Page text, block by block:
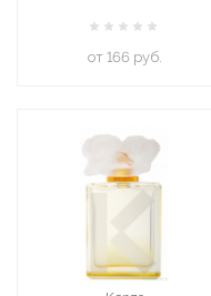
oт 166 руб.